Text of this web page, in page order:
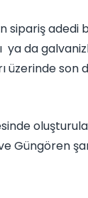
sipariş
ya da
üzerinde
Güngören